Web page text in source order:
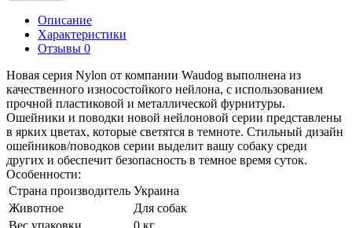
Описание
Характеристики
Отзывы 0
Новая серия Nylon от компании Waudog выполнена из
качественного износостойкого нейлона, с использованием
прочной пластиковой и металлической фурнитуры.
Ошейники и поводки новой нейлоновой серии представлены
в ярких цветах, которые светятся в темноте. Стильный дизайн
ошейников/поводков серии выделит вашу собаку среди
других и обеспечит безопасность в темное время суток.
Особенности:
Страна производитель Украина
Животное
Для собак